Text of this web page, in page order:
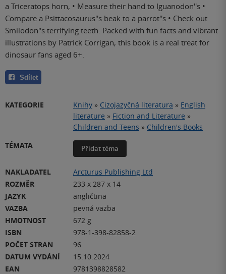
a Triceratops horn, • Measure their hand to Iguanodon''s •
Compare a Psittacosaurus''s beak to a parrot''s • Check out
Smilodon''s terrifying teeth. Packed with fun facts and vibrant
illustrations by Patrick Corrigan, this book is a real treat for
dinosaur fans aged 6+.
Sdílet
KATEGORIE Knihy » Cizojazyčná literatura » English
literature » Fiction and Literature »
Children and Teens » Children's Books
TÉMATA
Přidat téma
NAKLADATEL
Arcturus Publishing Ltd
ROZMĚR
233 x 287 x 14
JAZYK
angličtina
VAZBA
pevná vazba
HMOTNOST
672 g
ISBN
978-1-398-82858-2
POČET STRAN
96
DATUM VYDÁNÍ
15.10.2024
EAN
9781398828582